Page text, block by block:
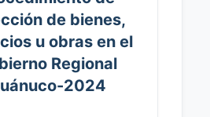
de bienes,
u obras en el
Regional
2024